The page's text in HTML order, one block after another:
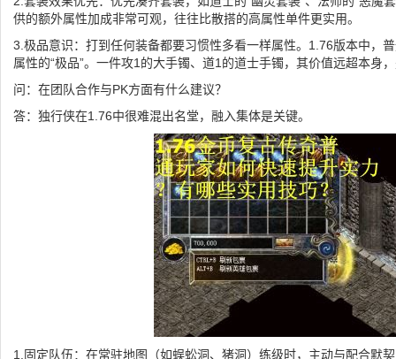
供的额外属性加成非常可观，往往比散搭的高属性单件更实用。
3.极品意识：打到任何装备都要习惯性多看一样属性。1.76版本中，
属性的“极品”。一件攻1的大手镯、道1的道士手镯，其价值远超本身
问：在团队合作与PK方面有什么建议？
答：独行侠在1.76中很难混出名堂，融入集体是关键。
1.固定队伍：在常驻地图（如蜈蚣洞、猪洞）练级时，主动与配合默